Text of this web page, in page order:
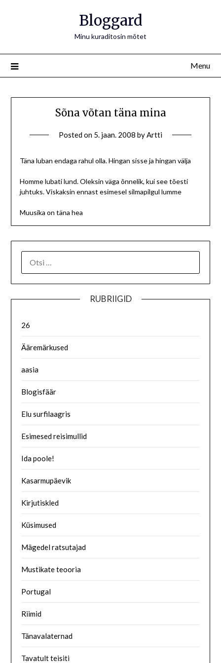
Bloggard
Minu kuraditosin mõtet
Menu
Sõna võtan täna mina
Posted on 5. jaan. 2008 byArtti
Täna luban endaga rahul olla. Hingan sisse ja hingan välja
Homme lubati lund. Oleksin väga õnnelik, kui see tõesti
juhtuks. Viskaksin ennast esimesel silmapilgul lumme
Muusika on täna hea
RUBRIIGID
26
Ääremärkused
aasia
Blogisfäär
Elu surfilaagris
Esimesed reisimullid
Ida poole!
Kasarmupäevik
Kirjutiskled
Küsimused
Mägedel ratsutajad
Mustikate teooria
Portugal
Riimid
Tänavalaternad
Tavatult teisiti